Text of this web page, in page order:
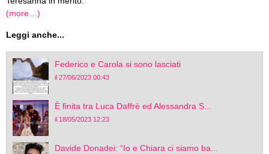
(more…)
Leggi anche...
Federico e Carola si sono lasciati
il 27/06/2023 00:43
È finita tra Luca Daffrè ed Alessandra S...
il 18/05/2023 12:23
Davide Donadei: “Io e Chiara ci siamo ba...